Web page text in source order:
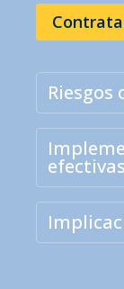
Riesgos
efectivas